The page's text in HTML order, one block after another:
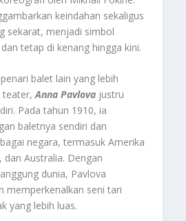
keindahan sekaligus
sekarat, menjadi simbol
tetap di kenang hingga kini.
balet lain yang lebih
teater,Anna Pavlova justru
Pada tahun 1910, ia
baletnya sendiri dan
negara, termasuk Amerika
dan Australia. Dengan
dunia, Pavlova
memperkenalkan seni tari
yang lebih luas.